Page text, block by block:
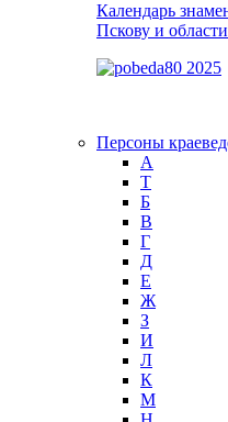
Календарь
Пскову и
Персоны
А
T
Б
В
Г
Д
Е
Ж
З
И
Л
К
М